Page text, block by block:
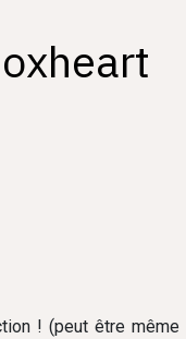
! (peut être même